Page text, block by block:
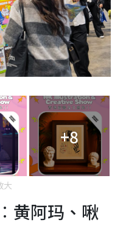
+8
大
黄阿玛、啾